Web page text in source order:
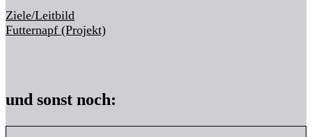
Ziele/Leitbild
Futternapf (Projekt)
und sonst noch: